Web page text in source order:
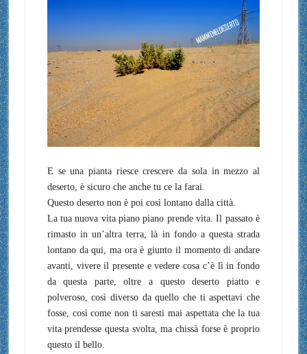
E se una pianta riesce crescere da sola in mezzo al
deserto, è sicuro che anche tu ce la farai.
Questo deserto non è poi così lontano dalla città.
La tua nuova vita piano piano prende vita. Il passato è
rimasto in un’altra terra, là in fondo a questa strada
lontano da qui, ma ora è giunto il momento di andare
avanti, vivere il presente e vedere cosa c’è lì in fondo
da questa parte, oltre a questo deserto piatto e
polveroso, così diverso da quello che ti aspettavi che
fosse, così come non ti saresti mai aspettata che la tua
vita prendesse questa svolta, ma chissà forse è proprio
questo il bello.